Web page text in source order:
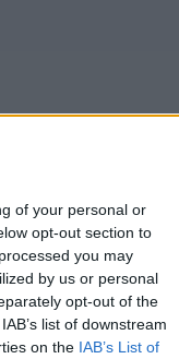
of your personal or
opt-out section to
you may
by us or personal
opt-out of the
list of downstream
on the IAB’s List of